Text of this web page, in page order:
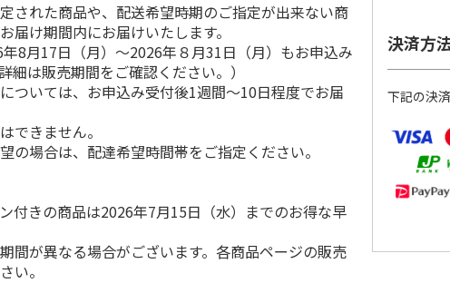
とと
トジ
産フ
＜お中元＞＜銀座千
疋屋＞銀座ゼリー９
個
5.0（5）
3,240円
バンホーテン「チョ
コレートシロップポ
ーション」
30g×21…
4,980円
＜沼津深海プリン工
房＞プレーン・深海
3,900円
【冷凍
推奨 2種
6個セ
4,320
された商品や、配送希望時期のご指定が出来ない商
届け期間内にお届けいたします。
8月17日（月）～2026年８月31日（月）もお申込み
細は販売期間をご確認ください。）
ついては、お申込み受付後1週間～10日程度でお届
できません。
の場合は、配達希望時間帯をご指定ください。
付きの商品は2026年7月15日（水）までのお得な早
間が異なる場合がございます。各商品ページの販売
い。
決済方
下記の決